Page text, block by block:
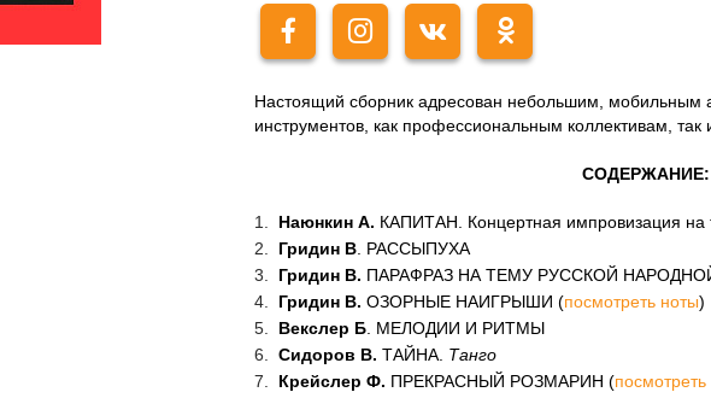
Настоящий сборник адресован небольшим, мобильным
инструментов, как профессиональным коллективам, так
СОДЕРЖАНИЕ:
Наюнкин А. КАПИТАН. Концертная импровизация на
Гридин В . РАССЫПУХА
Гридин В. ПАРАФРАЗ НА ТЕМУ РУССКОЙ
Гридин В. ОЗОРНЫЕ НАИГРЫШИ (посмотреть ноты)
Векслер Б МЕЛОДИИ И РИТМЫ
Сидоров В. ТАЙНА. Танго
Крейслер Ф. ПРЕКРАСНЫЙ РОЗМАРИН (посмотреть